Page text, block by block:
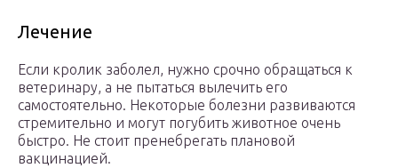
Лечение
Если кролик заболел, нужно срочно обращаться к
ветеринару, а не пытаться вылечить его
самостоятельно. Некоторые болезни развиваются
стремительно и могут погубить животное очень
быстро. Не стоит пренебрегать плановой
вакцинацией.